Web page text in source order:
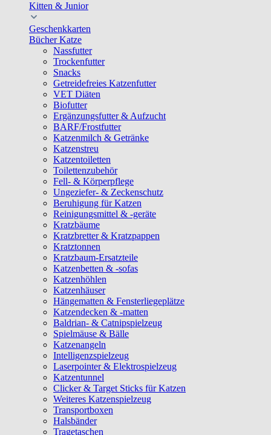
Kitten & Junior
Geschenkkarten
Bücher Katze
Nassfutter
Trockenfutter
Snacks
Getreidefreies Katzenfutter
VET Diäten
Biofutter
Ergänzungsfutter & Aufzucht
BARF/Frostfutter
Katzenmilch & Getränke
Katzenstreu
Katzentoiletten
Toilettenzubehör
Fell- & Körperpflege
Ungeziefer- & Zeckenschutz
Beruhigung für Katzen
Reinigungsmittel & -geräte
Kratzbäume
Kratzbretter & Kratzpappen
Kratztonnen
Kratzbaum-Ersatzteile
Katzenbetten & -sofas
Katzenhöhlen
Katzenhäuser
Hängematten & Fensterliegeplätze
Katzendecken & -matten
Baldrian- & Catnipspielzeug
Spielmäuse & Bälle
Katzenangeln
Intelligenzspielzeug
Laserpointer & Elektrospielzeug
Katzentunnel
Clicker & Target Sticks für Katzen
Weiteres Katzenspielzeug
Transportboxen
Halsbänder
Tragetaschen